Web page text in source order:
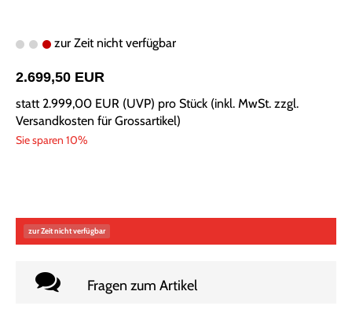
zur Zeit nicht verfügbar
2.699,50 EUR
statt 2.999,00 EUR (UVP) pro Stück (inkl. MwSt. zzgl.
Versandkosten für Grossartikel)
Sie sparen 10%
zur Zeit nicht verfügbar
Fragen zum Artikel